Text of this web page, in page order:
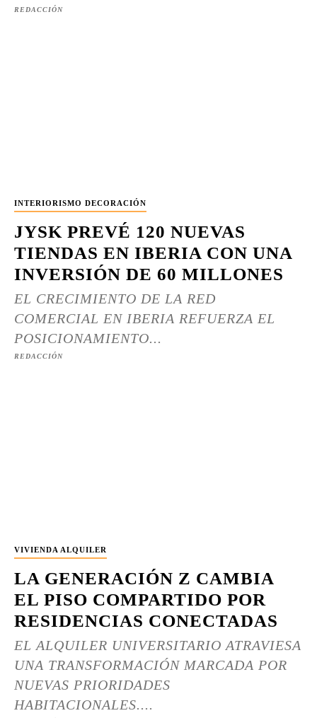
REDACCIÓN
INTERIORISMO DECORACIÓN
JYSK PREVÉ 120 NUEVAS
TIENDAS EN IBERIA CON UNA
INVERSIÓN DE 60 MILLONES
EL CRECIMIENTO DE LA RED
COMERCIAL EN IBERIA REFUERZA EL
POSICIONAMIENTO...
REDACCIÓN
VIVIENDA ALQUILER
LA GENERACIÓN Z CAMBIA
EL PISO COMPARTIDO POR
RESIDENCIAS CONECTADAS
EL ALQUILER UNIVERSITARIO ATRAVIESA
UNA TRANSFORMACIÓN MARCADA POR
NUEVAS PRIORIDADES
HABITACIONALES....